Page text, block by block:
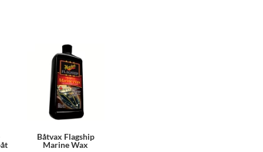
Båtvax Flagship
Marine Wax